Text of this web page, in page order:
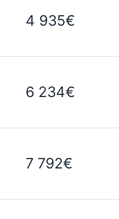
4 935€
6 234€
7 792€